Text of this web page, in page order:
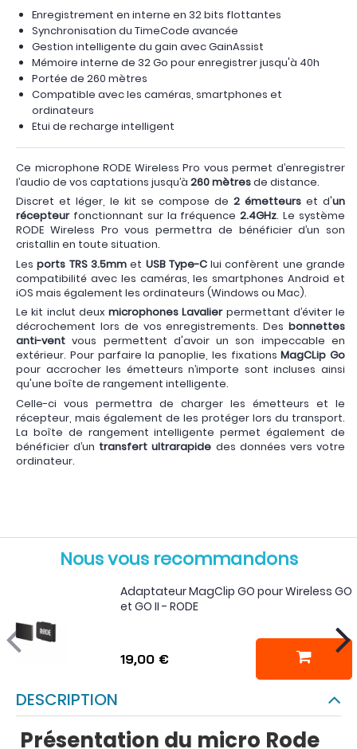
Enregistrement en interne en 32 bits flottantes
Synchronisation du TimeCode avancée
Gestion intelligente du gain avec GainAssist
Mémoire interne de 32 Go pour enregistrer jusqu'à 40h
Portée de 260 mètres
Compatible avec les caméras, smartphones et
ordinateurs
Etui de recharge intelligent
Ce microphone RODE Wireless Pro vous permet d’enregistrer
l’audio de vos captations jusqu’à 260 mètresde distance.
Discret et léger, le kit se compose de 2 émetteurs et d'un
récepteurfonctionnant sur la fréquence2.4GHz. Le système
RODE Wireless Pro vous permettra de bénéficier d’un son
cristallin en toute situation.
Lesports TRS 3.5mmet USB Type-Clui confèrent une grande
compatibilité avec les caméras, les smartphones Android et
iOS mais également les ordinateurs (Windows ou Mac).
Le kit inclut deux microphones Lavalierpermettant d’éviter le
décrochement lors de vos enregistrements. Des bonnettes
anti-vent vous permettent d'avoir un son impeccable en
extérieur. Pour parfaire la panoplie, les fixationsMagCLip Go
pour accrocher les émetteurs n’importe sont incluses ainsi
qu'une boîte de rangement intelligente.
Celle-ci vous permettra de charger les émetteurs et le
récepteur, mais également de les protéger lors du transport.
La boîte de rangement intelligente permet également de
bénéficier d’un transfert ultrarapide des données vers votre
ordinateur.
Nous vous recommandons
Adaptateur MagClip GO pour Wireless GO
et GO II - RODE
19,00 €
DESCRIPTION